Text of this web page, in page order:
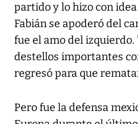
partido y lo hizo con
Fabián se apoderó del
fue el amo del
destellos importantes
regresó para que
Pero fue la defensa